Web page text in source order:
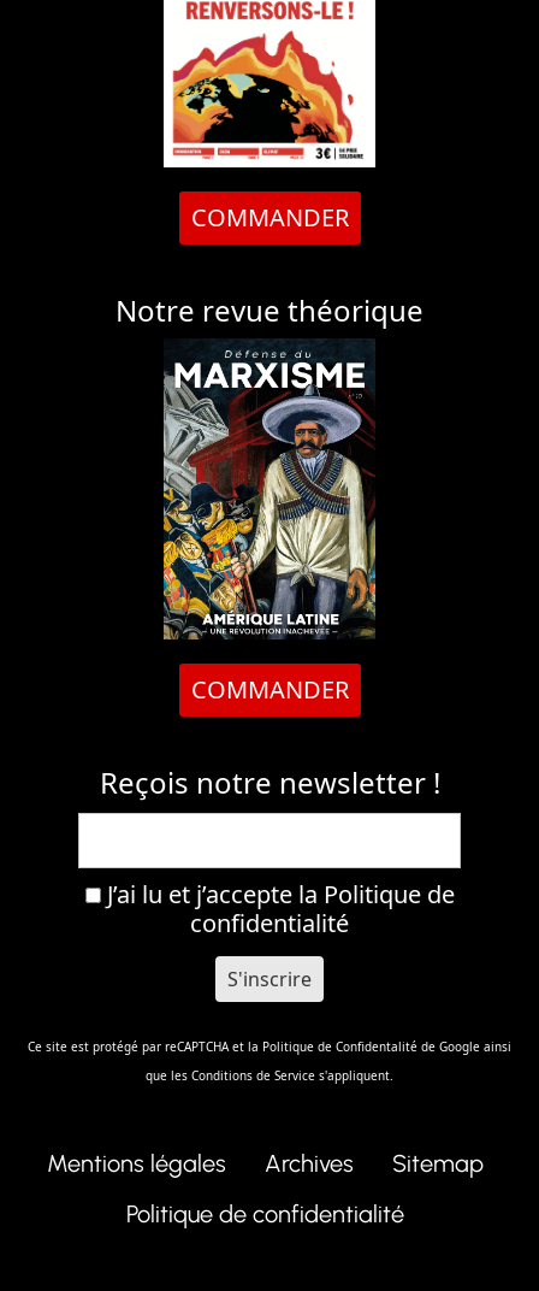
COMMANDER
Notre revue théorique
COMMANDER
Reçois notre newsletter !
J’ai lu et j’accepte la Politique de
confidentialité
Ce site est protégé par reCAPTCHA et la Politique de Confidentalité de Google ainsi
que les Conditions de Service s'appliquent.
Mentions légales Archives
Sitemap
Politique de confidentialité